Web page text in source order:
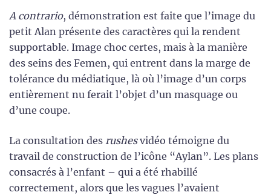
A contrario, démonstration est faite que l’image du
petit Alan présente des caractères qui la rendent
supportable. Image choc certes, mais à la manière
des seins des Femen, qui entrent dans la marge de
tolérance du médiatique, là où l’image d’un corps
entièrement nu ferait l’objet d’un masquage ou
d’une coupe.
La consultation des rushesvidéo témoigne du
travail de construction de l’icône “Aylan”. Les plans
consacrés à l’enfant – qui a été rhabillé
correctement, alors que les vagues l’avaient